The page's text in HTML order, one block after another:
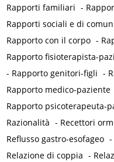
Rapporti familiari -
Rapporti sociali e di
Rapporto con il corpo -
Rapporto fisioterapista-
- Rapporto genitori-figli -
Rapporto medico-paziente
Rapporto psicoterapeuta-
Razionalità - Recettori
Reflusso gastro-esofageo -
Relazione di coppia -